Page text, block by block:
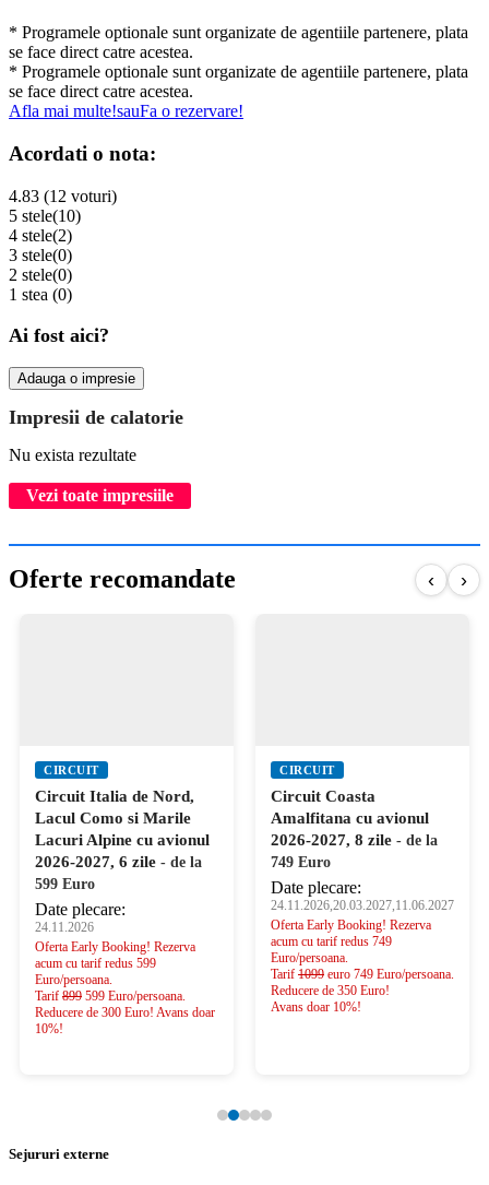
* Programele optionale sunt organizate de agentiile partenere, plata
se face direct catre acestea.
* Programele optionale sunt organizate de agentiile partenere, plata
se face direct catre acestea.
Afla mai multe!sauFa o rezervare!
Acordati o nota:
4.83 (12 voturi)
5 stele(10)
4 stele(2)
3 stele(0)
2 stele(0)
1 stea (0)
Ai fost aici?
Adauga o impresie
Impresii de calatorie
Nu exista rezultate
Vezi toate impresiile
Oferte recomandate ‹ ›
CIRCUIT
Circuit Italia de Nord,
Lacul Como si Marile
Lacuri Alpine cu avionul
2026-2027, 6 zile - de la
599 Euro
Date plecare:
24.11.2026
Oferta Early Booking! Rezerva
acum cu tarif redus 599
Euro/persoana.
Tarif 899 599 Euro/persoana.
Reducere de 300 Euro! Avans doar
10%!
CIRCUIT
Circuit Coasta
Amalfitana cu avionul
2026-2027, 8 zile - de la
749 Euro
Date plecare:
24.11.2026,20.03.2027,11.06.2027
Oferta Early Booking! Rezerva
acum cu tarif redus 749
Euro/persoana.
Tarif 1099 euro 749 Euro/persoana.
Reducere de 350 Euro!
Avans doar 10%!
Sejururi externe